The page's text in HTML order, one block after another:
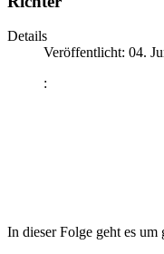
Details
Veröffentlicht: 04.
:
In dieser Folge geht es